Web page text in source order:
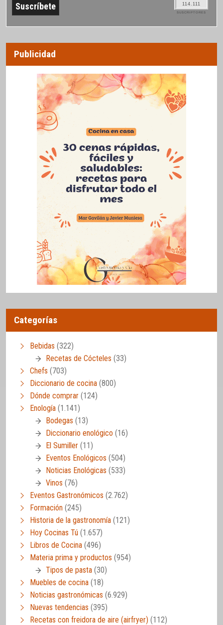
114.111
SUSCRIPTORES
Publicidad
Categorías
Bebidas (322)
Recetas de Cócteles (33)
Chefs (703)
Diccionario de cocina (800)
Dónde comprar (124)
Enología (1.141)
Bodegas (13)
Diccionario enológico (16)
El Sumiller (11)
Eventos Enológicos (504)
Noticias Enológicas (533)
Vinos (76)
Eventos Gastronómicos (2.762)
Formación (245)
Historia de la gastronomía (121)
Hoy Cocinas Tú (1.657)
Libros de Cocina (496)
Materia prima y productos (954)
Tipos de pasta (30)
Muebles de cocina (18)
Noticias gastronómicas (6.929)
Nuevas tendencias (395)
Recetas con freidora de aire (airfryer) (112)